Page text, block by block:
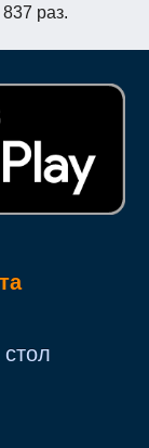
раз.